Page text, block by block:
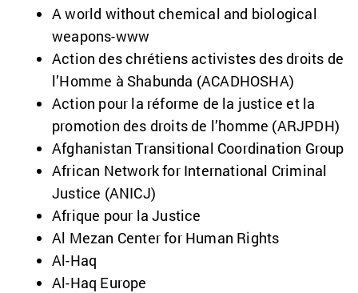
A world without chemical and biological
weapons-www
Action des chrétiens activistes des droits de
l’Homme à Shabunda (ACADHOSHA)
Action pour la réforme de la justice et la
promotion des droits de l’homme (ARJPDH)
Afghanistan Transitional Coordination Group
African Network for International Criminal
Justice (ANICJ)
Afrique pour la Justice
Al Mezan Center for Human Rights
Al-Haq
Al-Haq Europe